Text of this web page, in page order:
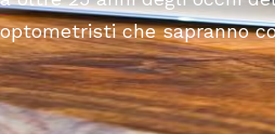
che sapranno